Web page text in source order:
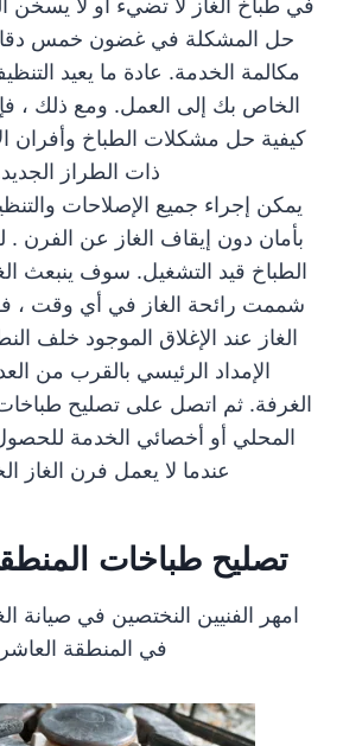
في طباخ الغاز لا تضيء أو لا يسخن
حل المشكلة في غضون خمس
مكالمة الخدمة. عادة ما يعيد
الخاص بك إلى العمل. ومع ذلك ،
كيفية حل مشكلات الطباخ وأفران
ذات الطراز
يمكن إجراء جميع الإصلاحات
بأمان دون إيقاف الغاز عن الفرن
الطباخ قيد التشغيل. سوف ينبعث
شممت رائحة الغاز في أي وقت ،
الغاز عند الإغلاق الموجود خلف
الإمداد الرئيسي بالقرب من
الغرفة. ثم اتصل على تصليح
المحلي أو أخصائي الخدمة
عندما لا يعمل فرن الغاز
تصليح طباخات
امهر الفنيين النختصين في صيانة
في المنطقة